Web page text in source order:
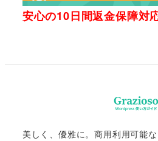
安心の10日間返金保障対
美しく、優雅に。商用利用可能